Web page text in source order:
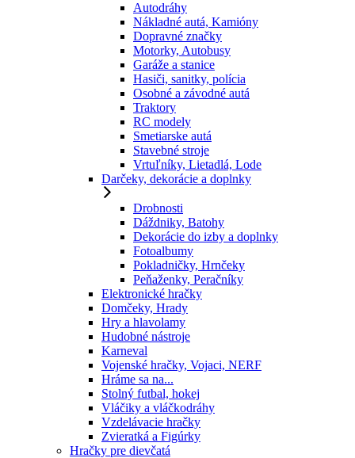
Autodráhy
Nákladné autá, Kamióny
Dopravné značky
Motorky, Autobusy
Garáže a stanice
Hasiči, sanitky, polícia
Osobné a závodné autá
Traktory
RC modely
Smetiarske autá
Stavebné stroje
Vrtuľníky, Lietadlá, Lode
Darčeky, dekorácie a doplnky
Drobnosti
Dáždniky, Batohy
Dekorácie do izby a doplnky
Fotoalbumy
Pokladničky, Hrnčeky
Peňaženky, Peračníky
Elektronické hračky
Domčeky, Hrady
Hry a hlavolamy
Hudobné nástroje
Karneval
Vojenské hračky, Vojaci, NERF
Hráme sa na...
Stolný futbal, hokej
Vláčiky a vláčkodráhy
Vzdelávacie hračky
Zvieratká a Figúrky
Hračky pre dievčatá